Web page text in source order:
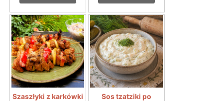
Szaszłyki z karkówki Sos tzatziki po